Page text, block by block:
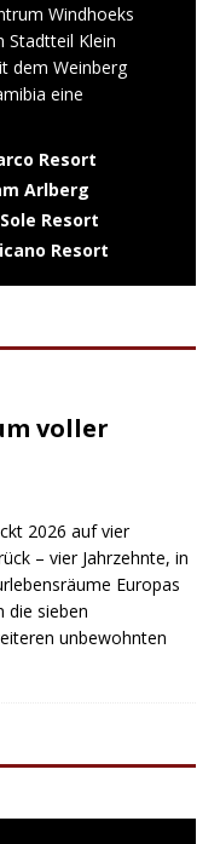
Windhoeks
Stadtteil Klein
dem Weinberg
eine
Resort
Arlberg
Resort
Resort
voller
2026 auf vier
– vier Jahrzehnte, in
Europas
die sieben
unbewohnten